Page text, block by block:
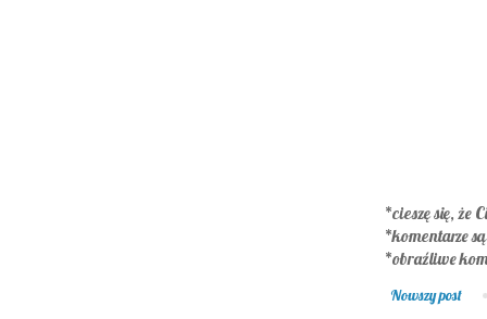
*cieszę się, że
*komentarze
*obraźliwe
Nowszy post